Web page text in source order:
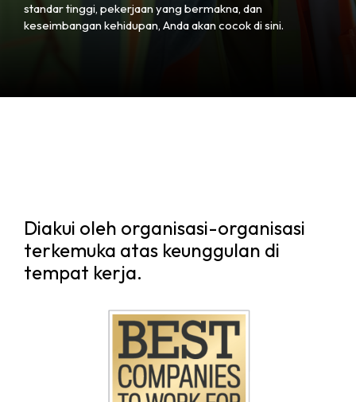
standar tinggi, pekerjaan yang bermakna, dan
keseimbangan kehidupan, Anda akan cocok di sini.
Diakui oleh organisasi-organisasi
terkemuka atas keunggulan di
tempat kerja.